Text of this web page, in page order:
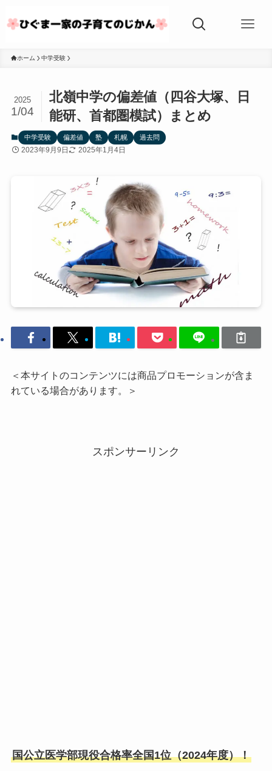
ホーム 中学受験
北嶺中学の偏差値（四谷大塚、日
能研、首都圏模試）まとめ
2025
1/04
中学受験 偏差値 塾 札幌 過去問
2023年9月9日 2025年1月4日
＜本サイトのコンテンツには商品プロモーションが含ま
れている場合があります。＞
スポンサーリンク
国公立医学部現役合格率全国1位（2024年度）！